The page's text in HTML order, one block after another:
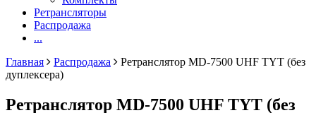
Ретрансляторы
Распродажа
...
Главная
Распродажа
Ретранслятор MD-7500 UHF TYT (без
дуплексера)
Ретранслятор MD-7500 UHF TYT (без